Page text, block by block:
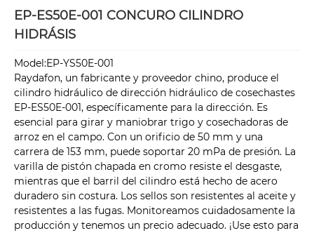
EP-ES50E-001 CONCURO CILINDRO
HIDRÁSIS
Model:EP-YS50E-001
Raydafon, un fabricante y proveedor chino, produce el
cilindro hidráulico de dirección hidráulico de cosechastes
EP-ES50E-001, específicamente para la dirección. Es
esencial para girar y maniobrar trigo y cosechadoras de
arroz en el campo. Con un orificio de 50 mm y una
carrera de 153 mm, puede soportar 20 mPa de presión. La
varilla de pistón chapada en cromo resiste el desgaste,
mientras que el barril del cilindro está hecho de acero
duradero sin costura. Los sellos son resistentes al aceite y
resistentes a las fugas. Monitoreamos cuidadosamente la
producción y tenemos un precio adecuado. ¡Use esto para